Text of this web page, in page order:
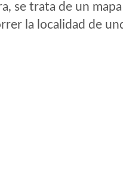
se trata de un
la localidad de